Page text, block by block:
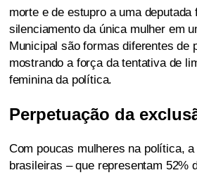
morte e de estupro a uma deputada
silenciamento da única mulher em
Municipal são formas diferentes de
mostrando a força da tentativa de
feminina da política.
Perpetuação da
Com poucas mulheres na política,
brasileiras – que representam 52%